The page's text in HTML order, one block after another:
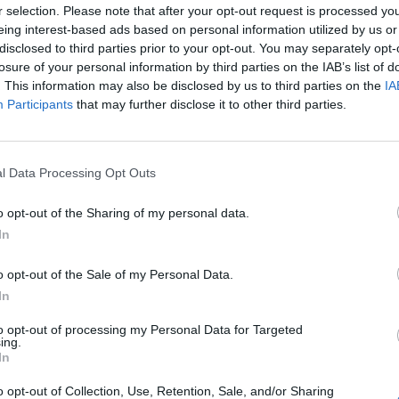
selection. Please note that after your opt-out request is processed
interest-based ads based on personal information utilized by us
to third parties prior to your opt-out. You may separately
of your personal information by third parties on the IAB’s list of
This information may also be disclosed by us to third parties on the
Participants that may further disclose it to other third parties.
Data Processing Opt Outs
opt-out of the Sharing of my personal data.
opt-out of the Sale of my Personal Data.
opt-out of processing my Personal Data for Targeted
opt-out of Collection, Use, Retention, Sale, and/or Sharing
desbarato e ao sabor do tempo.
que demonstram os prejuízos para habitantes,
o estado do polidesportivo de Santiago de Riba Ul. De
antes das Uniões, mas agora está a apodrecer. Se não
o polidesportivo já estaria pronto e a dar à
aos mais jovens, outras atividades que, nesta
dos tempos com alteração de políticas que trará
O tempo não perdoa, por isso vai danificando aquilo que
os tais senhores fizeram as uniões de freguesias, não
se estavam de acordo nem se queriam esta ou
freguesias, que nunca deveriam ter sido agregadas (a
do povo), será preciso os habitantes lutarem
verem atendidas as suas reivindicações, contando
já demonstrado nas localidades e na Assembleia da